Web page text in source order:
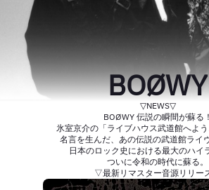
BOØWY
▽NEWS▽
BOØWY 伝説の瞬間が蘇る！
氷室京介の「ライブハウス武道館へよ
名言を生んだ、あの伝説の武道館ライ
日本のロック史における最大のハイ
ついに令和の時代に蘇る。
▽最新リマスター音源リリー